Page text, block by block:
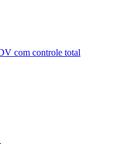
com controle total